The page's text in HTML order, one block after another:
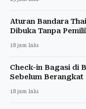
Aturan Bandara
Dibuka Tanpa
18 jam lalu
Check-in Bagasi di
Sebelum Berangkat
18 jam lalu